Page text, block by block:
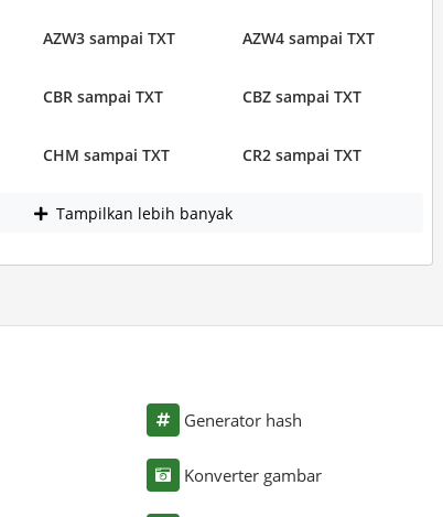
AZW3 sampai TXT AZW4 sampai TXT
CBR sampai TXT CBZ sampai TXT
CHM sampai TXT CR2 sampai TXT
Tampilkan lebih banyak
Generator hash
Konverter gambar